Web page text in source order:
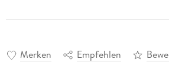
Merken Empfehlen